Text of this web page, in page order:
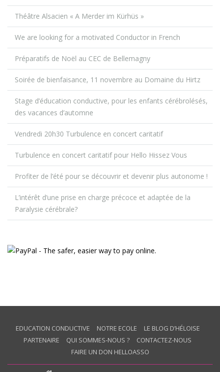
Théâtre Alsacien « A Merder im Kürhüs »
We are looking for a motivated Conductor in French
Préparatifs de Noël au CEC de Bellemagny
Soirée de bienfaisance, 11 novembre au Domaine du Hirtz
Stage d’éducation conductive, pour les enfants cérébrolésés,
des vacances d’automne
Vendredi 20h30 Turbulence en concert caritatif
Turbulence en concert caritatif pour Hello Hissez Vous
Profiter de l’été pour se découvrir et devenir plus autonome !
L’intérêt d’une prise en charge précoce et adaptée de la
Paralysie cérébrale?
EDUCATION CONDUCTIVE NOTRE ECOLE
LE BLOG D’HÉLOISE
PARTENAIRE
QUI SOMMES-NOUS ?
CONTACTEZ-NOUS
FAIRE UN DON HELLOASSO